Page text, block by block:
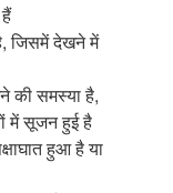
जिसमें देखने में
की समस्या है,
में सूजन हुई है
हुआ है या